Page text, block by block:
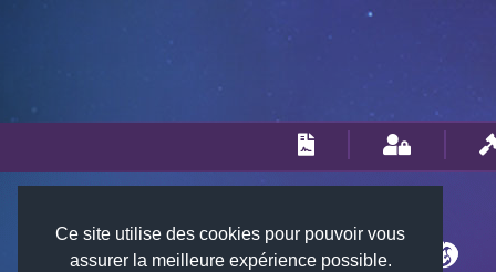
Ce site utilise des cookies pour pouvoir vous
assurer la meilleure expérience possible.